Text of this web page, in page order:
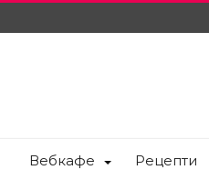
Вебкафе Рецепти